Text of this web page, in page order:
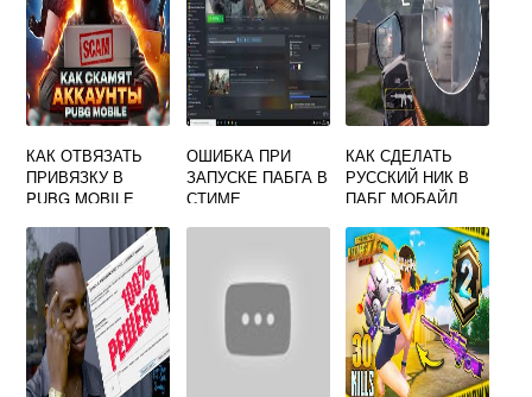
КАК ОТВЯЗАТЬ
ПРИВЯЗКУ В
PUBG MOBILE
ОШИБКА ПРИ
ЗАПУСКЕ ПАБГА В
СТИМЕ
КАК СДЕЛАТЬ
РУССКИЙ НИК В
ПАБГ МОБАЙЛ